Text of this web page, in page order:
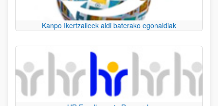
Kanpo Ikertzaileek aldi baterako egonaldiak